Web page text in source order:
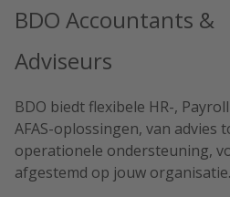
BDO Accountants &
Adviseurs
BDO biedt flexibele HR-,
AFAS-oplossingen, van advies
operationele ondersteuning,
afgestemd op jouw organisatie.